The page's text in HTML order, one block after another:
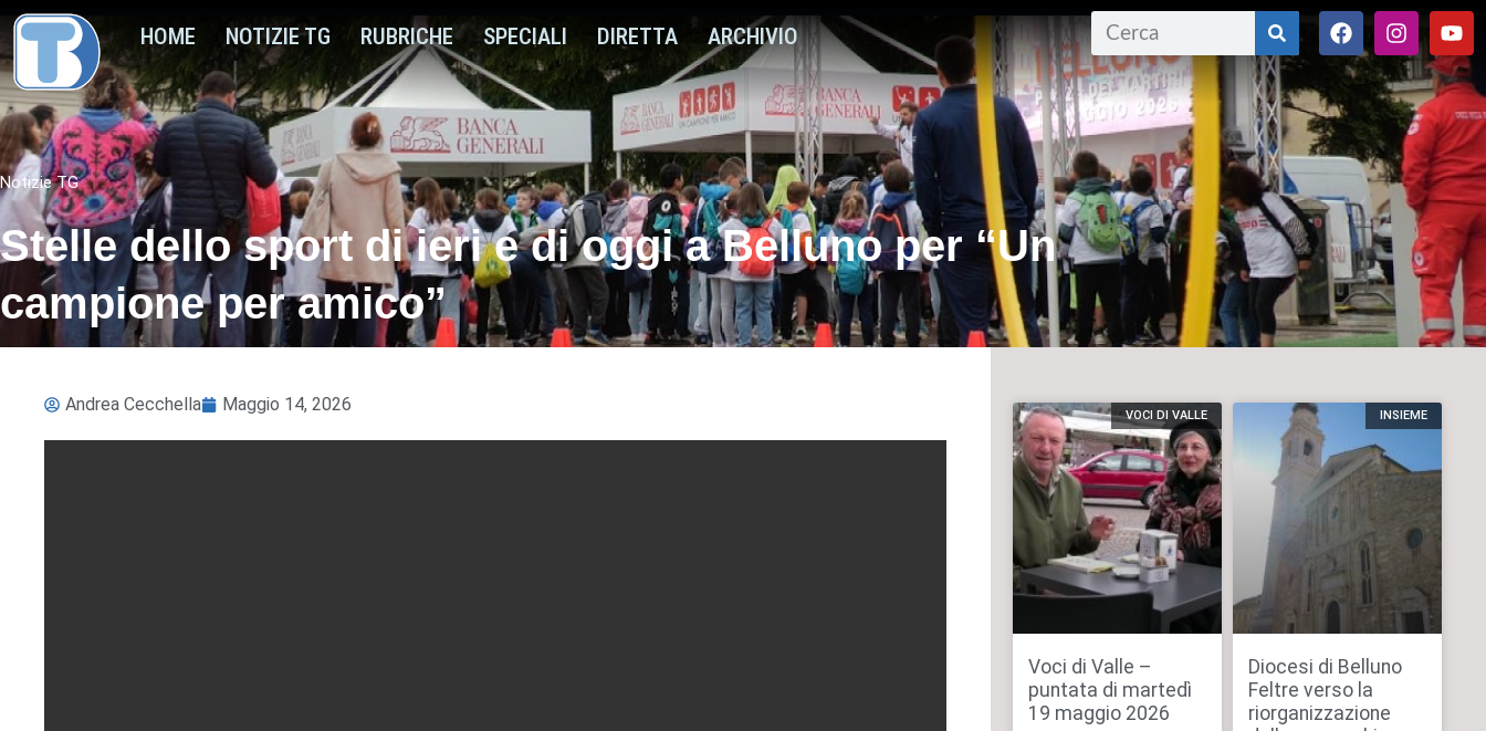
HOME NOTIZIE TG RUBRICHE SPECIALI DIRETTA ARCHIVIO
Notizie TG
Stelle dello sport di ieri e di oggi a Belluno per “Un
campione per amico”
Andrea Cecchella Maggio 14, 2026
VOCI DI VALLE
Voci di Valle –
puntata di martedì
19 maggio 2026
INSIEME
Diocesi di Belluno
Feltre verso la
riorganizzazione